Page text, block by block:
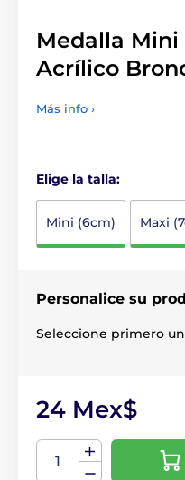
Medalla Mini
Acrílico
Más info ›
Elige la talla:
Mini (6cm) Maxi
Personalice su
Seleccione primero
24 Mex$